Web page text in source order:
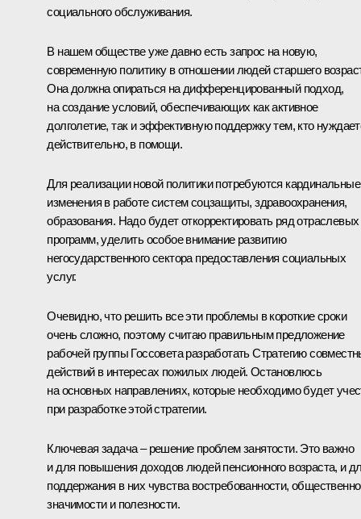
социального обслуживания.
В нашем обществе уже давно есть запрос на новую,
современную политику в отношении людей старшего
Она должна опираться на дифференцированный подход,
на создание условий, обеспечивающих как активное
долголетие, так и эффективную поддержку тем, кто
действительно, в помощи.
Для реализации новой политики потребуются кардинальные
изменения в работе систем соцзащиты, здравоохранения,
образования. Надо будет откорректировать ряд отраслевых
программ, уделить особое внимание развитию
негосударственного сектора предоставления социальных
услуг.
Очевидно, что решить все эти проблемы в короткие сроки
очень сложно, поэтому считаю правильным предложение
рабочей группы Госсовета разработать Стратегию
действий в интересах пожилых людей. Остановлюсь
на основных направлениях, которые необходимо будет
при разработке этой стратегии.
Ключевая задача – решение проблем занятости. Это важно
и для повышения доходов людей пенсионного возраста, и
поддержания в них чувства востребованности,
значимости и полезности.